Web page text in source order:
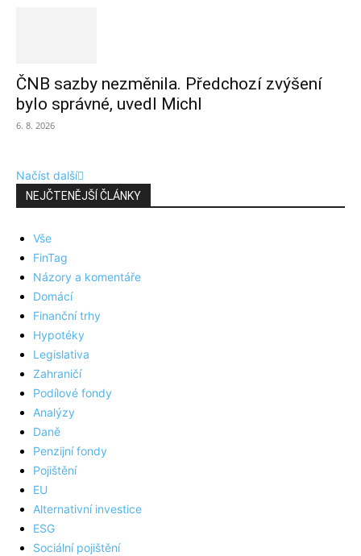
ČNB sazby nezměnila. Předchozí zvýšení
bylo správné, uvedl Michl
6. 8. 2026
Načíst další
NEJČTENĚJŠÍ ČLÁNKY
Vše
FinTag
Názory a komentáře
Domácí
Finanční trhy
Hypotéky
Legislativa
Zahraničí
Podílové fondy
Analýzy
Daně
Penzijní fondy
Pojištění
EU
Alternativní investice
ESG
Sociální pojištění